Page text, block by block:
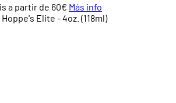
a partir de 60€ Más info
Elite - 4oz. (118ml)